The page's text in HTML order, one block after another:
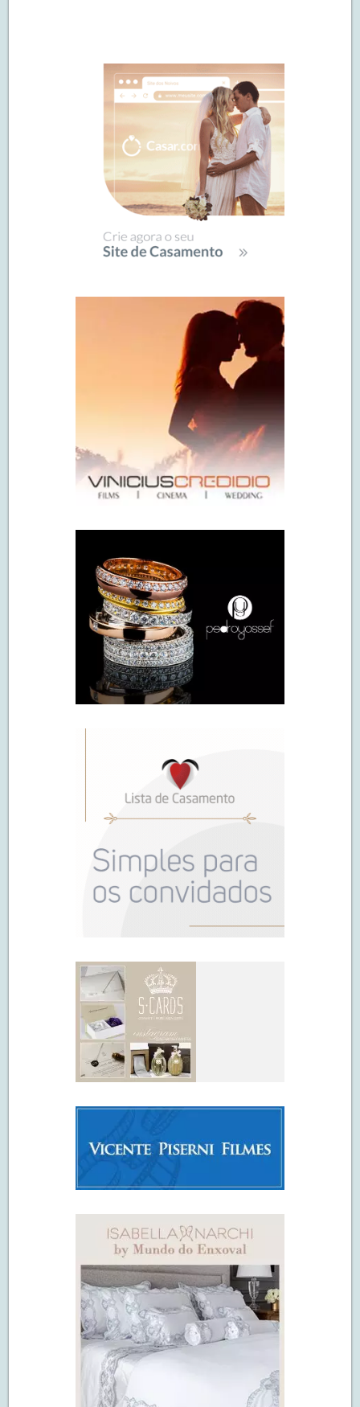
SIDEBAR